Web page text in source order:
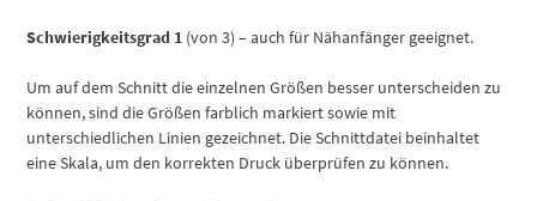
Schwierigkeitsgrad 1 (von 3) – auch für Nähanfänger geeignet.
Um auf dem Schnitt die einzelnen Größen besser unterscheiden zu
können, sind die Größen farblich markiert sowie mit
unterschiedlichen Linien gezeichnet. Die Schnittdatei beinhaltet
eine Skala, um den korrekten Druck überprüfen zu können.